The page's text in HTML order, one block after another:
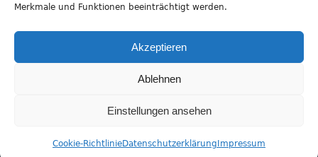
Merkmale und Funktionen beeinträchtigt werden.
Akzeptieren
Ablehnen
Einstellungen ansehen
Cookie-RichtlinieDatenschutzerklärung Impressum
Archiv